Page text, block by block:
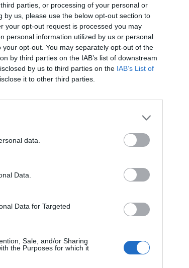
parties, or processing of your personal or
us, please use the below opt-out section to
your opt-out request is processed you may
personal information utilized by us or personal
opt-out. You may separately opt-out of the
by third parties on the IAB’s list of downstream
by us to third parties on the IAB’s List of
it to other third parties.
data.
Data.
Data for Targeted
Sale, and/or Sharing
the Purposes for which it
dagen?
Karlsson.